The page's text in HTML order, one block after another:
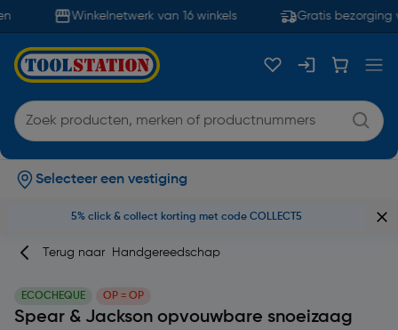
Winkelnetwerk van 16 winkels Gratis bezorging
Selecteer een vestiging
5% click & collect korting met code COLLECT5
Terug naar Handgereedschap
ECOCHEQUE OP = OP
Spear & Jackson opvouwbare snoeizaag